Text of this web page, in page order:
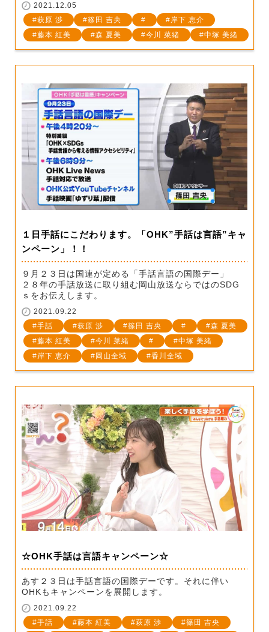
2021.12.05
萩原 渉
篠田 吉央
岸下 恵介
藤本 紅美
森 夏美 今川 菜緒 中塚 美緒
１日手話にこだわります。「OHK”手話は言語”キャ
ンペーン」！！
９月２３日は国連が定める「手話言語の国際デー」
２８年の手話放送に取り組む岡山放送ならではのSDG
ｓをお伝えします。
2021.09.22
手話
萩原 渉 篠田 吉央
森 夏美
藤本 紅美
今川 菜緒
中塚 美緒
岸下 恵介
岡山全域 香川全域
☆OHK手話は言語キャンペーン☆
あす２３日は手話言語の国際デーです。それに伴い
OHKもキャンペーンを展開します。
2021.09.22
手話
藤本 紅美 萩原 渉
篠田 吉央